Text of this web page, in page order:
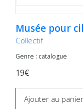
Musée pour
Collectif
Genre : catalogue
19€
Ajouter au panier